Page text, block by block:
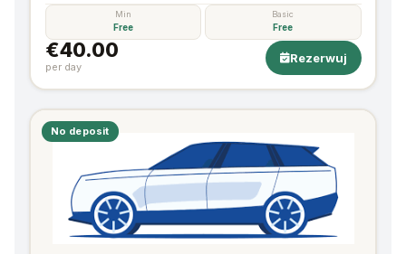
Min
Free
Basic
Free
€40.00
per day
Rezerwuj
No deposit